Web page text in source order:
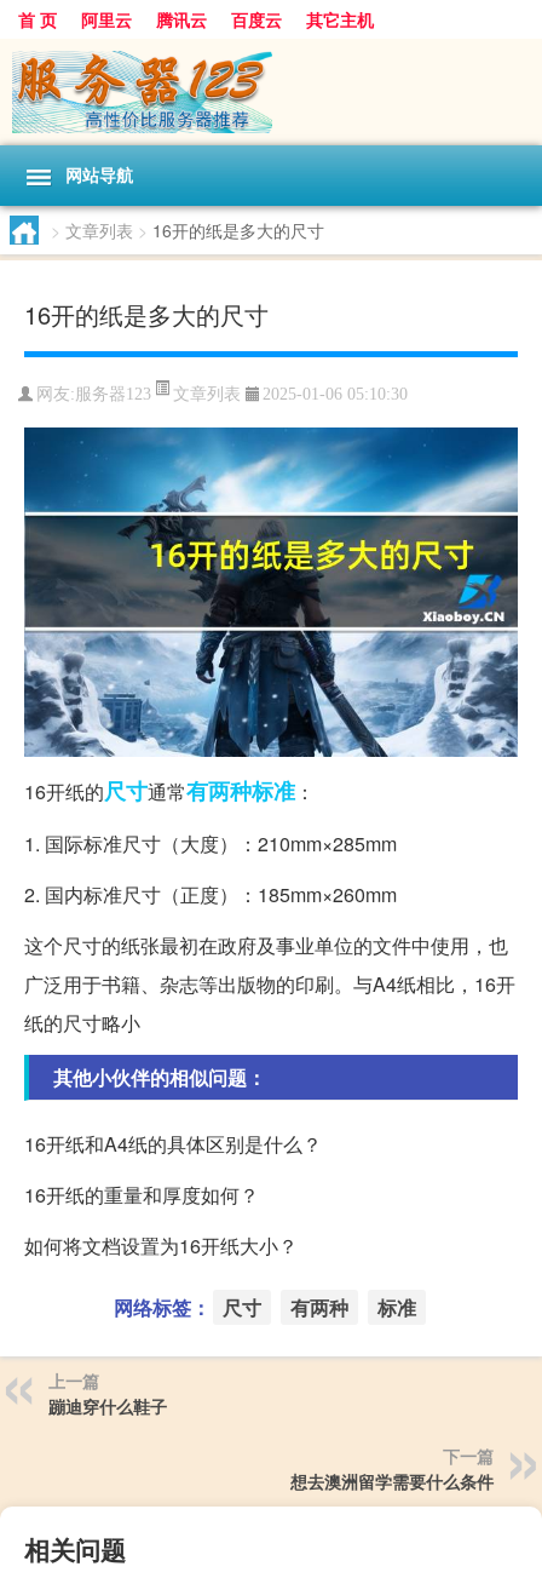
首 页 阿里云 腾讯云 百度云 其它主机
网站导航
> 文章列表 > 16开的纸是多大的尺寸
16开的纸是多大的尺寸
网友:服务器123 文章列表 2025-01-06 05:10:30
16开纸的尺寸通常有两种标准：
1. 国际标准尺寸（大度）：210mm×285mm
2. 国内标准尺寸（正度）：185mm×260mm
这个尺寸的纸张最初在政府及事业单位的文件中使用，也
广泛用于书籍、杂志等出版物的印刷。与A4纸相比，16开
纸的尺寸略小
其他小伙伴的相似问题：
16开纸和A4纸的具体区别是什么？
16开纸的重量和厚度如何？
如何将文档设置为16开纸大小？
网络标签： 尺寸 有两种 标准
上一篇
蹦迪穿什么鞋子
下一篇
想去澳洲留学需要什么条件
相关问题